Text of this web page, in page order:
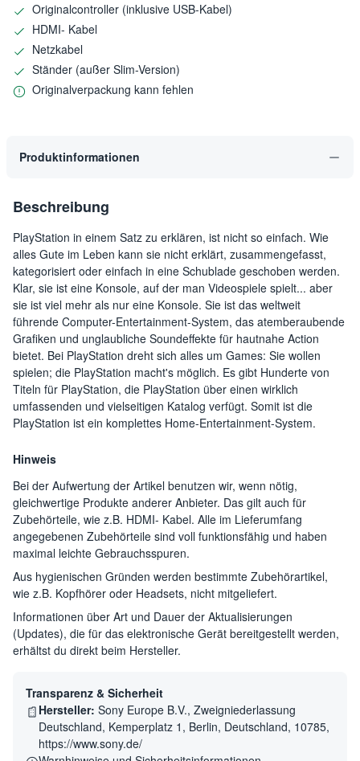
Originalcontroller (inklusive USB-Kabel)
HDMI- Kabel
Netzkabel
Ständer (außer Slim-Version)
Originalverpackung kann fehlen
Produktinformationen
Beschreibung
PlayStation in einem Satz zu erklären, ist nicht so einfach. Wie
alles Gute im Leben kann sie nicht erklärt, zusammengefasst,
kategorisiert oder einfach in eine Schublade geschoben werden.
Klar, sie ist eine Konsole, auf der man Videospiele spielt... aber
sie ist viel mehr als nur eine Konsole. Sie ist das weltweit
führende Computer-Entertainment-System, das atemberaubende
Grafiken und unglaubliche Soundeffekte für hautnahe Action
bietet. Bei PlayStation dreht sich alles um Games: Sie wollen
spielen; die PlayStation macht's möglich. Es gibt Hunderte von
Titeln für PlayStation, die PlayStation über einen wirklich
umfassenden und vielseitigen Katalog verfügt. Somit ist die
PlayStation ist ein komplettes Home-Entertainment-System.
Hinweis
Bei der Aufwertung der Artikel benutzen wir, wenn nötig,
gleichwertige Produkte anderer Anbieter. Das gilt auch für
Zubehörteile, wie z.B. HDMI- Kabel. Alle im Lieferumfang
angegebenen Zubehörteile sind voll funktionsfähig und haben
maximal leichte Gebrauchsspuren.
Aus hygienischen Gründen werden bestimmte Zubehörartikel,
wie z.B. Kopfhörer oder Headsets, nicht mitgeliefert.
Informationen über Art und Dauer der Aktualisierungen
(Updates), die für das elektronische Gerät bereitgestellt werden,
erhältst du direkt beim Hersteller.
Transparenz & Sicherheit
Hersteller: Sony Europe B.V., Zweigniederlassung
Deutschland, Kemperplatz 1, Berlin, Deutschland, 10785,
https://www.sony.de/